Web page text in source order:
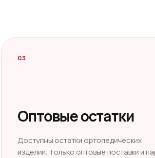
03
Оптовые остатки
Доступны остатки ортопедических
изделий. Только оптовые поставки и